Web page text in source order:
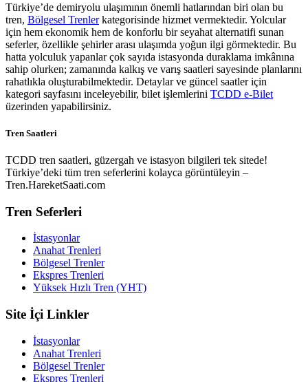
Türkiye’de demiryolu ulaşımının önemli hatlarından biri olan bu
tren, Bölgesel Trenlerkategorisinde hizmet vermektedir. Yolcular
için hem ekonomik hem de konforlu bir seyahat alternatifi sunan
seferler, özellikle şehirler arası ulaşımda yoğun ilgi görmektedir. Bu
hatta yolculuk yapanlar çok sayıda istasyonda duraklama imkânına
sahip olurken; zamanında kalkış ve varış saatleri sayesinde planlarını
rahatlıkla oluşturabilmektedir. Detaylar ve güncel saatler için
kategori sayfasını inceleyebilir, bilet işlemlerini TCDD e-Bilet
üzerinden yapabilirsiniz.
Tren Saatleri
TCDD tren saatleri, güzergah ve istasyon bilgileri tek sitede!
Türkiye’deki tüm tren seferlerini kolayca görüntüleyin –
Tren.HareketSaati.com
Tren Seferleri
İstasyonlar
Anahat Trenleri
Bölgesel Trenler
Ekspres Trenleri
Yüksek Hızlı Tren (YHT)
Site İçi Linkler
İstasyonlar
Anahat Trenleri
Bölgesel Trenler
Ekspres Trenleri